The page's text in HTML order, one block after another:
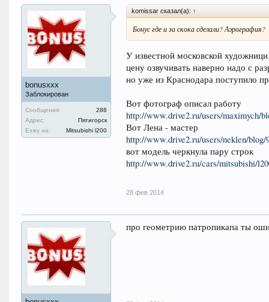
bonusxxx
Заблокирован
Сообщения:
288
Адрес:
Пятигорск
Езжу на:
Mitsubishi l200
komissar сказал(а): ↑
Бонус где и за скока сделали? Аэрография?
У известной московской
цену озвучивать наверно надо с
но уже из Краснодара поступило
Вот фотограф описал работу
http://www.drive2.ru/users/maximych/
Вот Лена - мастер
http://www.drive2.ru/users/neklen/blog/
вот модель черкнула пару строк
http://www.drive2.ru/cars/mitsubishi/
28 фев 2014
про геометрию патропикапа ты